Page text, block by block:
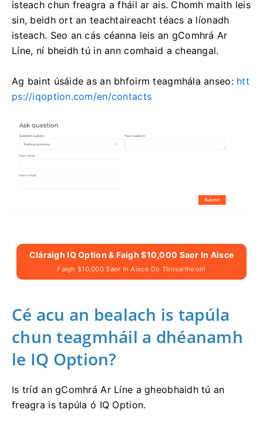
isteach chun freagra a fháil ar ais. Chomh maith leis
sin, beidh ort an teachtaireacht téacs a líonadh
isteach. Seo an cás céanna leis an gComhrá Ar
Líne, ní bheidh tú in ann comhaid a cheangal.
Ag baint úsáide as an bhfoirm teagmhála anseo: htt
ps://iqoption.com/en/contacts
Cláraigh IQ Option & Faigh $10,000 Saor In Aisce
Faigh $10,000 Saor In Aisce Do Thosaitheoirí
Cé acu an bealach is tapúla
chun teagmháil a dhéanamh
le IQ Option?
Is tríd an gComhrá Ar Líne a gheobhaidh tú an
freagra is tapúla ó IQ Option.